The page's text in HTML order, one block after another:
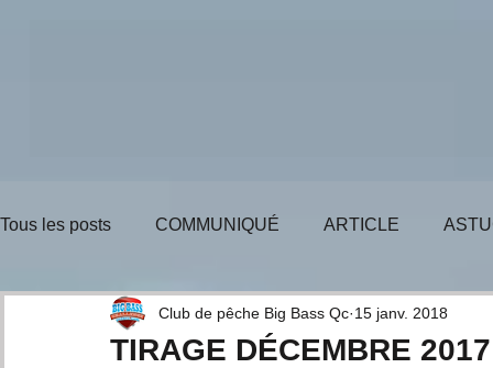
Tous les posts COMMUNIQUÉ ARTICLE
BULLETIN-INFO TIRAGE-GAGNANT
TIRAGE DÉCEMBRE
Club de pêche Big Bass Qc 15 janv. 2018